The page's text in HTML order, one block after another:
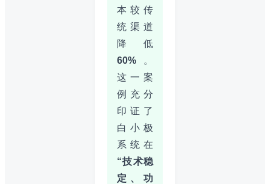
本较传
统渠道
降低
60% 。
这一案
例充分
印证了
白小极
系统在
“技术稳
定、功